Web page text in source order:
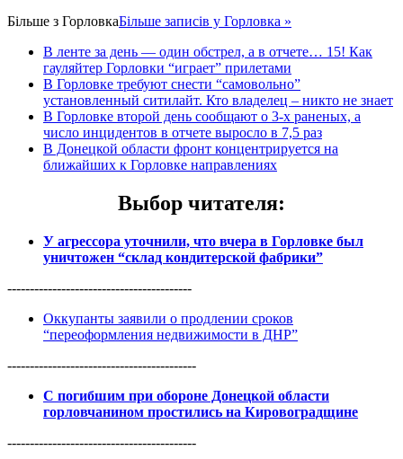
Більше з ГорловкаБільше записів у Горловка »
В ленте за день — один обстрел, а в отчете… 15! Как
гауляйтер Горловки “играет” прилетами
В Горловке требуют снести “самовольно”
установленный ситилайт. Кто владелец – никто не знает
В Горловке второй день сообщают о 3-х раненых, а
число инцидентов в отчете выросло в 7,5 раз
В Донецкой области фронт концентрируется на
ближайших к Горловке направлениях
Выбор читателя:
У агрессора уточнили, что вчера в Горловке был
уничтожен “склад кондитерской фабрики”
-----------------------------------------
Оккупанты заявили о продлении сроков
“переоформления недвижимости в ДНР”
------------------------------------------
С погибшим при обороне Донецкой области
горловчанином простились на Кировоградщине
------------------------------------------